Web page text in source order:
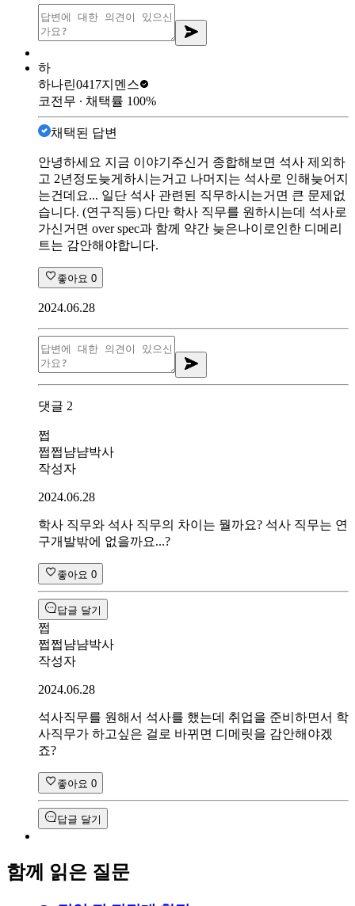
하
하나린0417지멘스
코전무 ∙ 채택률 100%
채택된 답변
안녕하세요 지금 이야기주신거 종합해보면 석사 제외하
고 2년정도늦게하시는거고 나머지는 석사로 인해늦어지
는건데요... 일단 석사 관련된 직무하시는거면 큰 문제없
습니다. (연구직등) 다만 학사 직무를 원하시는데 석사로
가신거면 over spec과 함께 약간 늦은나이로인한 디메리
트는 감안해야합니다.
좋아요 0
2024.06.28
댓글 2
쩝
쩝쩝냠냠박사
작성자
2024.06.28
학사 직무와 석사 직무의 차이는 뭘까요? 석사 직무는 연
구개발밖에 없을까요...?
좋아요 0
답글 달기
쩝
쩝쩝냠냠박사
작성자
2024.06.28
석사직무를 원해서 석사를 했는데 취업을 준비하면서 학
사직무가 하고싶은 걸로 바뀌면 디메릿을 감안해야겠
죠?
좋아요 0
답글 달기
함께 읽은 질문